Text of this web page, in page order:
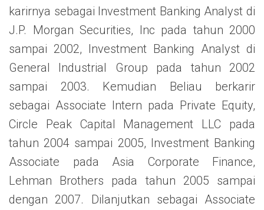
karirnya sebagai Investment Banking Analyst di
J.P. Morgan Securities, Inc pada tahun 2000
sampai 2002, Investment Banking Analyst di
General Industrial Group pada tahun 2002
sampai 2003. Kemudian Beliau berkarir
sebagai Associate Intern pada Private Equity,
Circle Peak Capital Management LLC pada
tahun 2004 sampai 2005, Investment Banking
Associate pada Asia Corporate Finance,
Lehman Brothers pada tahun 2005 sampai
dengan 2007. Dilanjutkan sebagai Associate